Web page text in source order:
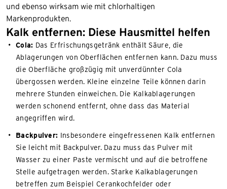
und ebenso wirksam wie mit chlorhaltigen
Markenprodukten.
Kalk entfernen: Diese Hausmittel helfen
Cola: Das Erfrischungsgetränk enthält Säure, die
Ablagerungen von Oberflächen entfernen kann. Dazu muss
die Oberfläche großzügig mit unverdünnter Cola
übergossen werden. Kleine einzelne Teile können darin
mehrere Stunden einweichen. Die Kalkablagerungen
werden schonend entfernt, ohne dass das Material
angegriffen wird.
Backpulver: Insbesondere eingefressenen Kalk entfernen
Sie leicht mit Backpulver. Dazu muss das Pulver mit
Wasser zu einer Paste vermischt und auf die betroffene
Stelle aufgetragen werden. Starke Kalkablagerungen
betreffen zum Beispiel Cerankochfelder oder